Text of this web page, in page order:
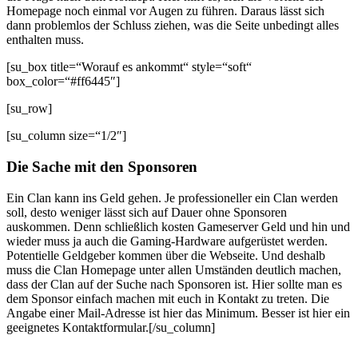
Homepage noch einmal vor Augen zu führen. Daraus lässt sich
dann problemlos der Schluss ziehen, was die Seite unbedingt alles
enthalten muss.
[su_box title=“Worauf es ankommt“ style=“soft“
box_color=“#ff6445″]
[su_row]
[su_column size=“1/2″]
Die Sache mit den Sponsoren
Ein Clan kann ins Geld gehen. Je professioneller ein Clan werden
soll, desto weniger lässt sich auf Dauer ohne Sponsoren
auskommen. Denn schließlich kosten Gameserver Geld und hin und
wieder muss ja auch die Gaming-Hardware aufgerüstet werden.
Potentielle Geldgeber kommen über die Webseite. Und deshalb
muss die Clan Homepage unter allen Umständen deutlich machen,
dass der Clan auf der Suche nach Sponsoren ist. Hier sollte man es
dem Sponsor einfach machen mit euch in Kontakt zu treten. Die
Angabe einer Mail-Adresse ist hier das Minimum. Besser ist hier ein
geeignetes Kontaktformular.[/su_column]